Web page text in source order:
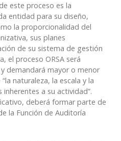
este proceso es la
entidad para su diseño,
la proporcionalidad del
sus planes
de su sistema de gestión
el proceso ORSA será
demandará mayor o menor
naturaleza, la escala y la
a su actividad”.
deberá formar parte de
la Función de Auditoría